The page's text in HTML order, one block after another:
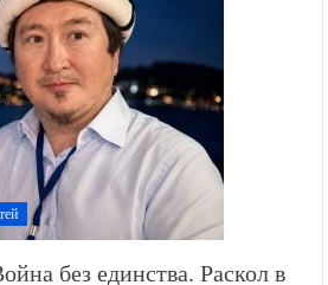
без единства. Раскол в